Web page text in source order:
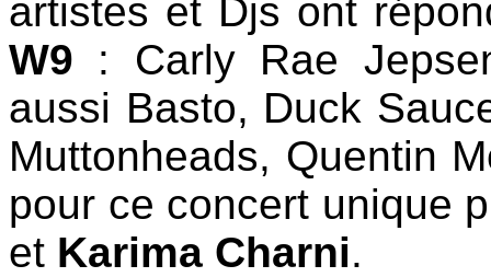
artistes et Djs ont
W9 : Carly Rae
aussi Basto, Duck
Muttonheads, Quentin
pour ce concert unique
et Karima Charni.